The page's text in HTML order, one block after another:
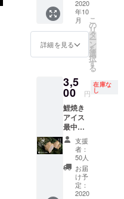
焼きを
限定で
作りま
（美味
しい
ちょっ
と責任
持てま
せん
が...）
食品で
なくて
も構い
ません
が、食
品衛生
上問題
2020
年10
月
詳細を見る
こ
の
リ
タ
ー
ン
を
選
択
す
る
3,5
00 円
在庫な
し
鯉焼き
アイス
最中
（花豆
ミルク
アイ
ス）6匹
入り
支援
者：
50人
お届
け予
定：
2020